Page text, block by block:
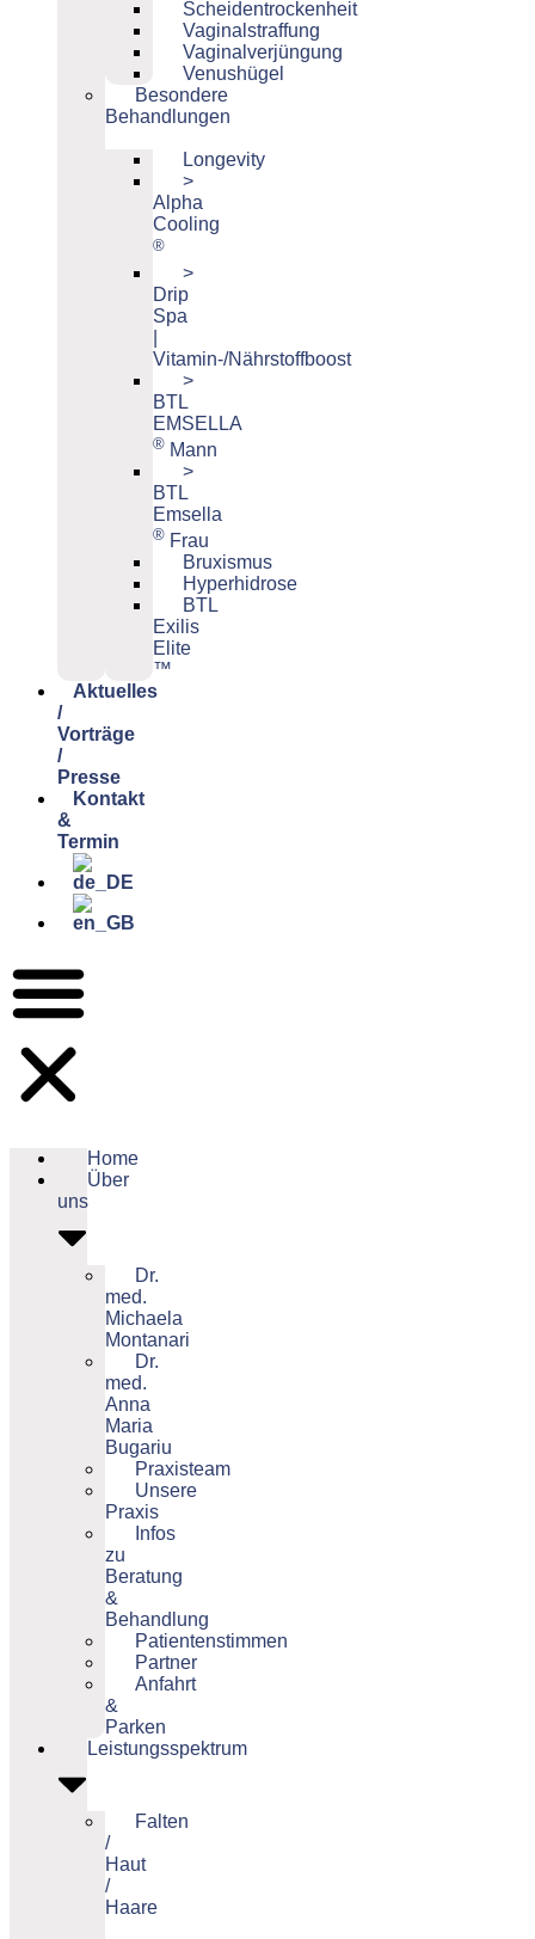
Scheidentrockenheit
Vaginalstraffung
Vaginalverjüngung
Venushügel
Besondere
Behandlungen
Longevity
>
Alpha
Cooling
®
>
Drip
Spa
Vitamin-/Nährstoffboost
>
BTL
EMSELLA
® Mann
>
BTL
Emsella
® Frau
Bruxismus
Hyperhidrose
BTL
Exilis
Elite
™
Aktuelles
/
Vorträge
/
Presse
Kontakt
&
Termin
Home
Über
uns
Dr.
med.
Michaela
Montanari
Dr.
med.
Anna
Maria
Bugariu
Praxisteam
Unsere
Praxis
Infos
zu
Beratung
&
Behandlung
Patientenstimmen
Partner
Anfahrt
&
Parken
Leistungsspektrum
Falten
/
Haut
/
Haare